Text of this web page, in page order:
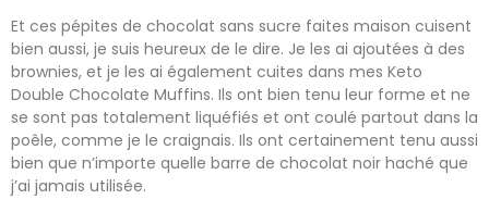
Et ces pépites de chocolat sans sucre faites maison cuisent
bien aussi, je suis heureux de le dire. Je les ai ajoutées à des
brownies, et je les ai également cuites dans mes Keto
Double Chocolate Muffins. Ils ont bien tenu leur forme et ne
se sont pas totalement liquéfiés et ont coulé partout dans la
poêle, comme je le craignais. Ils ont certainement tenu aussi
bien que n’importe quelle barre de chocolat noir haché que
j’ai jamais utilisée.